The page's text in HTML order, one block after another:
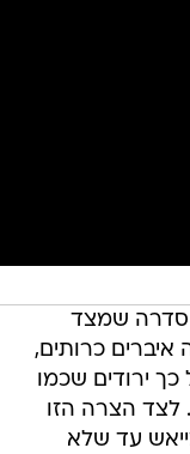
סדרה שמצד
איברים כרותים,
כך ירודים שכמו
לצד הצרה הזו
עד שלא